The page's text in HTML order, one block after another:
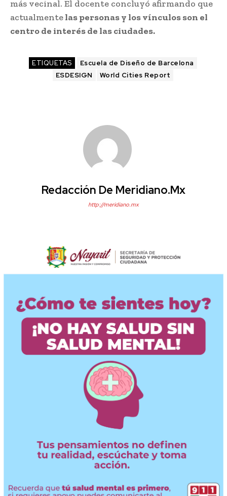
más vecinal. El docente concluyó afirmando que
actualmentelas personas y los vínculos son el
centro de interés de las ciudades.
ETIQUETAS
Escuela de Diseño de Barcelona
ESDESIGN
World Cities Report
Redacción De Meridiano.mx
http://meridiano.mx